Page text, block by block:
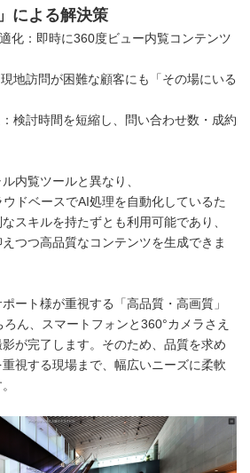
による解決策
化：即時に360度ビュー内覧コンテンツ
地訪問が困難な顧客にも「その場にいる
検討時間を短縮し、問い合わせ数・成約
内覧ツールと異なり、
ウドベースでAI処理を自動化しているた
スキルを持たずとも利用可能であり、
つつ高品質なコンテンツを生成できま
ート様が重視する「高品質・高画質」
ん、スマートフォンと360°カメラさえ
が完了します。そのため、品質を求め
視する現場まで、幅広いニーズに柔軟